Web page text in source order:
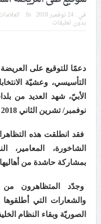
في موسم عاشوراء
ويعتقل العشرات من
الموقف الأسبوعيّ:
من شعائر عاشوراء..
الحريّة والتحرير
مقال: عاشوراء
الفقيه القائد قاسم:
انطلاق المحادثات
في :24 نوفمبر 2018 In:
بدون تعليقات
دعمًا للتوقيع على العريضة
التأسيسي، وعشيّة
نوفمبر/ تشرين الثاني 2018 تظاهرات ثوريّة.
فقد انطلقت هذه
الشاخورة، المعامير،
بمشاركة حاشدة من
وجدّد المتظاهرون من
والشعارات التي
الصوريّة وبقاء النظام